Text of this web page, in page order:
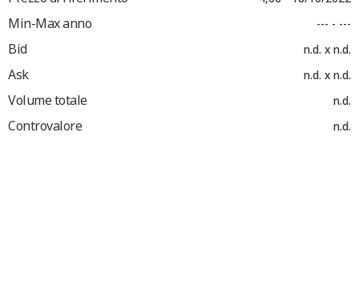
Min-Max anno --- - ---
Bid n.d. x n.d.
Ask n.d. x n.d.
Volume totale n.d.
Controvalore n.d.